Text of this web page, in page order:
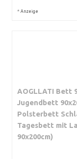
* Anzeige
AOGLLATI Bett
Jugendbett
Polsterbett
Tagesbett mit
90x200cm)